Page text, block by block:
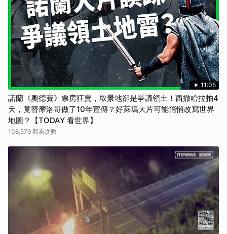
11:05
諾蘭《奧德賽》票房狂賣，取景地卻是爭議領土！西撒哈拉拍4
天，竟替摩洛哥做了10年宣傳？好萊塢大片可能悄悄改寫世界
地圖？【TODAY 看世界】
108,579 觀看次數